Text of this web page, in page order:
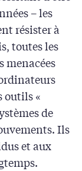
– les
résister à
toutes les
menacées
outils «
de
Ils
et aux